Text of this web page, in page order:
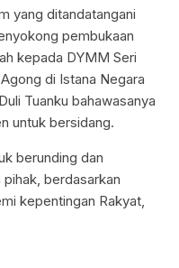
yang ditandatangani
pembukaan
kepada DYMM Seri
di Istana Negara
Tuanku bahawasanya
untuk bersidang.
berunding dan
berdasarkan
kepentingan Rakyat,